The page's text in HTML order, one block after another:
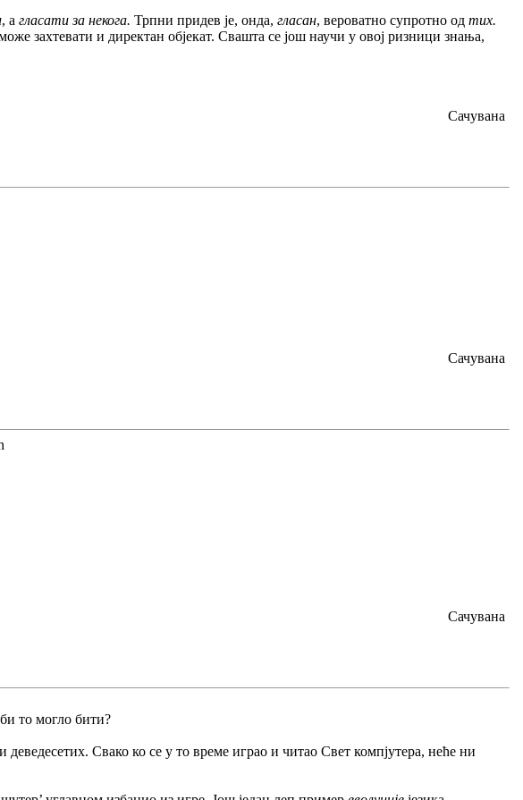
, а гласати за некога. Трпни придев је, онда, гласан, вероватно супротно од тих.
захтевати и директан објекат. Свашта се још научи у овој ризници знања,
Сачувана
Сачувана
Сачувана
то могло бити?
деведесетих. Свако ко се у то време играо и читао Свет компјутера, неће ни